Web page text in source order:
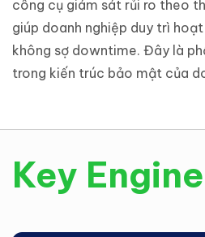
công cụ giám sát rủi ro theo
giúp doanh nghiệp duy trì
không sợ downtime. Đây là
trong kiến trúc bảo mật của
Key Engine